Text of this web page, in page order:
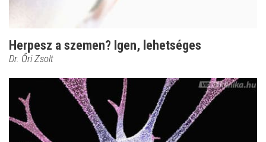
Herpesz a szemen? Igen, lehetséges
Dr. Őri Zsolt